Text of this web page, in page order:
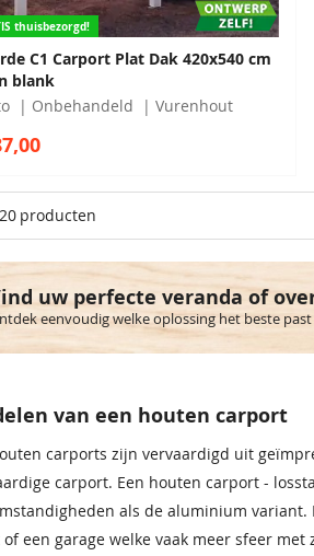
thuisbezorgd!
C1 Carport Plat Dak 420x540 cm
blank
Onbehandeld Vurenhout
producten
uw perfecte veranda of
eenvoudig welke oplossing het beste
van een houten carport
carports zijn vervaardigd uit
carport. Een houten carport -
als de aluminium
een garage welke vaak meer sfeer met